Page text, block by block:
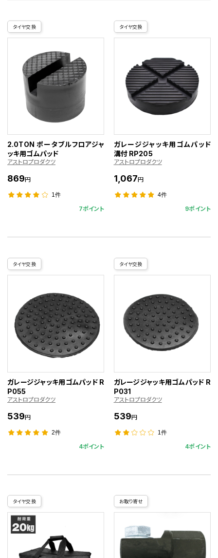
タイヤ交換
2.0TON ポータブルフロアジャ
ッキ用ゴムパッド
アストロプロダクツ
869円
1件
7ポイント
タイヤ交換
ガレージジャッキ用ゴムパッド
溝付 RP205
アストロプロダクツ
1,067円
4件
9ポイント
タイヤ交換
ガレージジャッキ用ゴムパッド R
P055
アストロプロダクツ
539円
2件
4ポイント
タイヤ交換
ガレージジャッキ用ゴムパッド R
P031
アストロプロダクツ
539円
1件
4ポイント
タイヤ交換 お取り寄せ